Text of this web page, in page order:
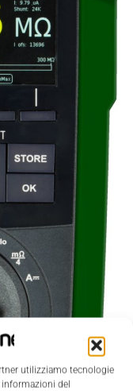
utilizziamo tecnologie
informazioni del